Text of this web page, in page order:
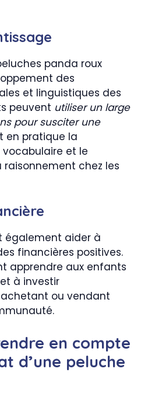
panda roux
des
et linguistiques des
peuvent utiliser un large
pour susciter une
en pratique la
et le
chez les
également aider à
financières positives.
apprendre aux enfants
à investir
ou vendant
en compte
d’une peluche